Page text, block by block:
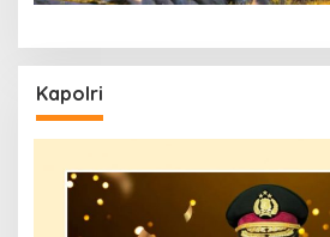
Kapolri